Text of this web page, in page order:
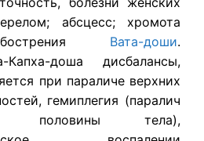
абсцесс; хромота
Вата-доши.
доша дисбалансы,
при параличе верхних
гемиплегия (паралич
тела),